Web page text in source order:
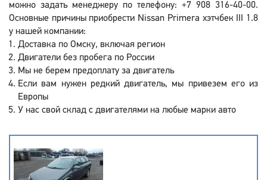
можно задать менеджеру по телефону: +7 908 316-40-00.
Основные причины приобрести Nissan Primera хэтчбек III 1.8
у нашей компании:
Доставка по Омску, включая регион
Двигатели без пробега по России
Мы не берем предоплату за двигатель
Если вам нужен редкий двигатель, мы привезем его из
Европы
У нас свой склад с двигателями на любые марки авто